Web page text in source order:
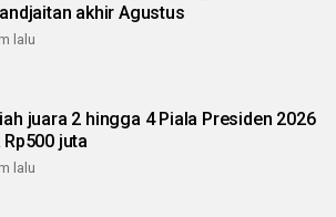
akhir Agustus
lalu
juara 2 hingga 4 Piala Presiden 2026
Rp500 juta
lalu